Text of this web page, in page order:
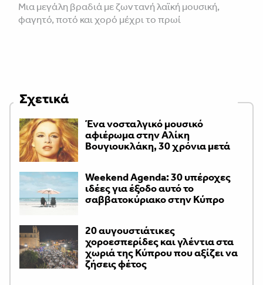
Μια μεγάλη βραδιά με ζωντανή λαϊκή μουσική,
φαγητό, ποτό και χορό μέχρι το πρωί
Σχετικά
Ένα νοσταλγικό μουσικό
αφιέρωμα στην Αλίκη
Βουγιουκλάκη, 30 χρόνια μετά
Weekend Agenda: 30 υπέροχες
ιδέες για έξοδο αυτό το
σαββατοκύριακο στην Κύπρο
20 αυγουστιάτικες
χοροεσπερίδες και γλέντια στα
χωριά της Κύπρου που αξίζει να
ζήσεις φέτος